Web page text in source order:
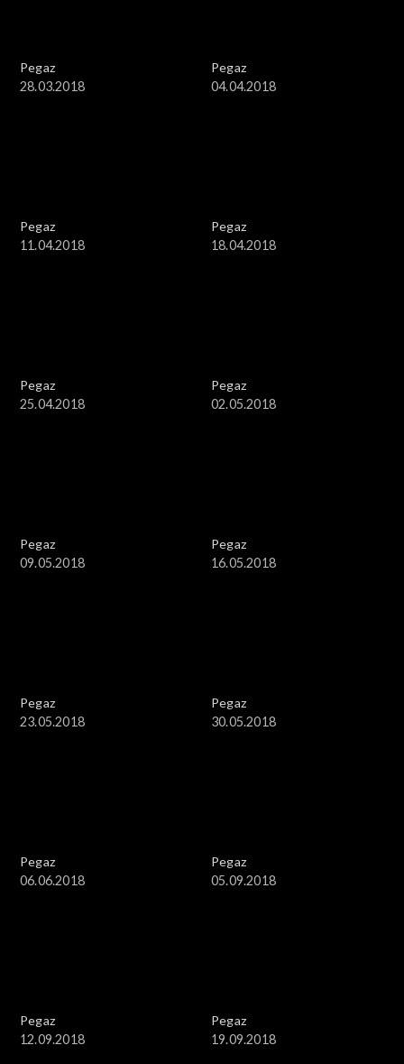
Pegaz
28.03.2018
Pegaz
04.04.2018
Pegaz
11.04.2018
Pegaz
18.04.2018
Pegaz
25.04.2018
Pegaz
02.05.2018
Pegaz
09.05.2018
Pegaz
16.05.2018
Pegaz
23.05.2018
Pegaz
30.05.2018
Pegaz
06.06.2018
Pegaz
05.09.2018
Pegaz
12.09.2018
Pegaz
19.09.2018